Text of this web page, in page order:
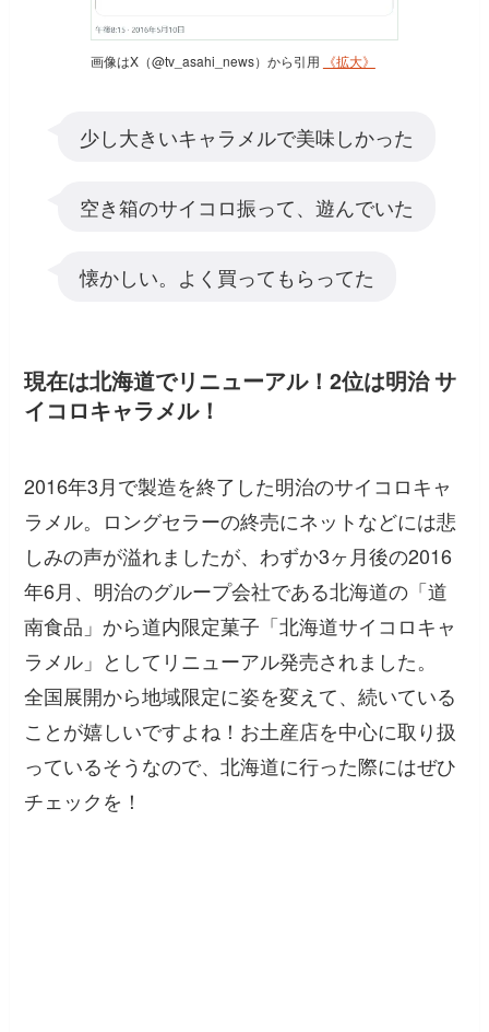
画像はX（@tv_asahi_news）から引用 《拡大》
少し大きいキャラメルで美味しかった
空き箱のサイコロ振って、遊んでいた
懐かしい。よく買ってもらってた
現在は北海道でリニューアル！2位は明治 サ
イコロキャラメル！
2016年3月で製造を終了した明治のサイコロキャ
ラメル。ロングセラーの終売にネットなどには悲
しみの声が溢れましたが、わずか3ヶ月後の2016
年6月、明治のグループ会社である北海道の「道
南食品」から道内限定菓子「北海道サイコロキャ
ラメル」としてリニューアル発売されました。
全国展開から地域限定に姿を変えて、続いている
ことが嬉しいですよね！お土産店を中心に取り扱
っているそうなので、北海道に行った際にはぜひ
チェックを！